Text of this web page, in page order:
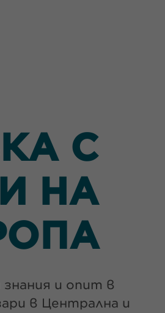
С
НА
и опит в
в Централна и